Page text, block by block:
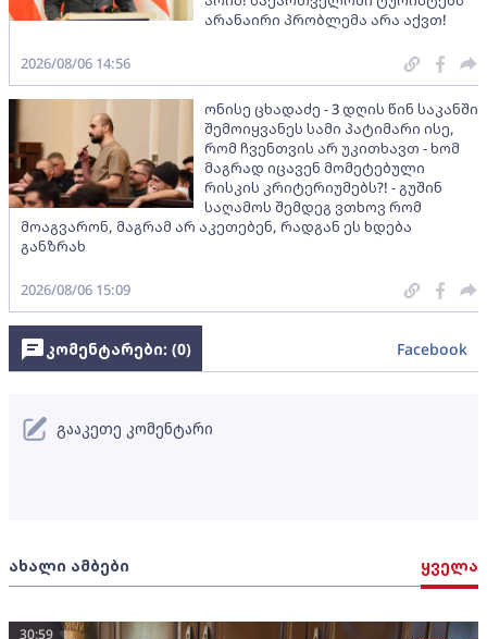
არანაირი პრობლემა არა აქვთ!
2026/08/06 14:56
ონისე ცხადაძე - 3 დღის წინ საკანში
შემოიყვანეს სამი პატიმარი ისე,
რომ ჩვენთვის არ უკითხავთ - ხომ
მაგრად იცავენ მომეტებული
რისკის კრიტერიუმებს?! - გუშინ
საღამოს შემდეგ ვთხოვ რომ
მოაგვარონ, მაგრამ არ აკეთებენ, რადგან ეს ხდება
განზრახ
2026/08/06 15:09
ახალი ამბები ყველა
30:59
კომენტარები: (0) Facebook
გააკეთე კომენტარი